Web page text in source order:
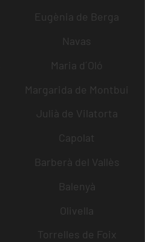
Eugènia de Berga
Navas
Maria d´Oló
Margarida de Montbui
Julià de Vilatorta
Capolat
Barberà del Vallès
Balenyà
Olivella
Torrelles de Foix